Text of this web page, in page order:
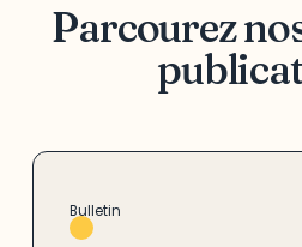
Parcourez
Bulletin